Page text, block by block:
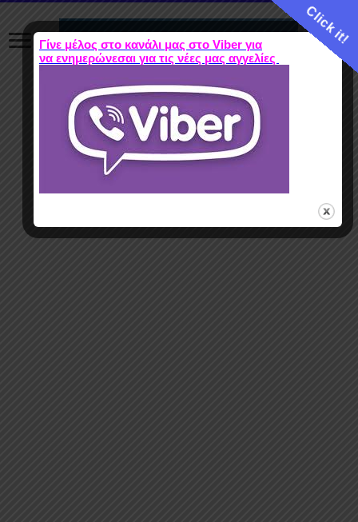
Click it!
Γίνε μέλος στο κανάλι μας στο Viber για
να ενημερώνεσαι για τις νέες μας αγγελίες